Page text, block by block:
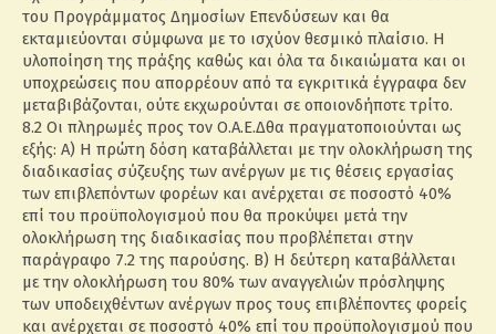
του Προγράμματος Δημοσίων Επενδύσεων και θα
εκταμιεύονται σύμφωνα με το ισχύον θεσμικό πλαίσιο. Η
υλοποίηση της πράξης καθώς και όλα τα δικαιώματα και οι
υποχρεώσεις που απορρέουν από τα εγκριτικά έγγραφα δεν
μεταβιβάζονται, ούτε εκχωρούνται σε οποιονδήποτε τρίτο.
8.2 Οι πληρωμές προς τον Ο.Α.Ε.Δθα πραγματοποιούνται ως
εξής: Α) Η πρώτη δόση καταβάλλεται με την ολοκλήρωση της
διαδικασίας σύζευξης των ανέργων με τις θέσεις εργασίας
των επιβλεπόντων φορέων και ανέρχεται σε ποσοστό 40%
επί του προϋπολογισμού που θα προκύψει μετά την
ολοκλήρωση της διαδικασίας που προβλέπεται στην
παράγραφο 7.2 της παρούσης. Β) Η δεύτερη καταβάλλεται
με την ολοκλήρωση του 80% των αναγγελιών πρόσληψης
των υποδειχθέντων ανέργων προς τους επιβλέποντες φορείς
και ανέρχεται σε ποσοστό 40% επί του προϋπολογισμού που